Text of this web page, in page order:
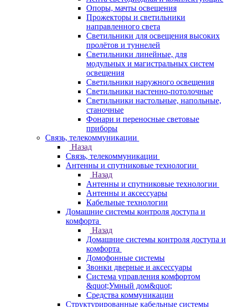
Опоры, мачты освещения
Прожекторы и светильники
направленного света
Светильники для освещения высоких
пролётов и туннелей
Светильники линейные, для
модульных и магистральных систем
освещения
Светильники наружного освещения
Светильники настенно-потолочные
Светильники настольные, напольные,
станочные
Фонари и переносные световые
приборы
Связь, телекоммуникации
Назад
Связь, телекоммуникации
Антенны и спутниковые технологии
Назад
Антенны и спутниковые технологии
Антенны и аксессуары
Кабельные технологии
Домашние системы контроля доступа и
комфорта
Назад
Домашние системы контроля доступа и
комфорта
Домофонные системы
Звонки дверные и аксессуары
Система управления комфортом
&quot;Умный дом&quot;
Средства коммуникации
Структурированные кабельные системы